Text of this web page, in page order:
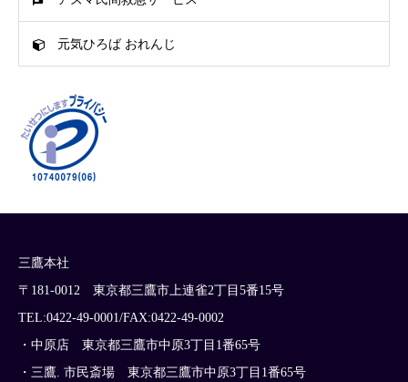
元気ひろば おれんじ
三鷹本社
〒181-0012 東京都三鷹市上連雀2丁目5番15号
TEL:0422-49-0001/FAX:0422-49-0002
・中原店 東京都三鷹市中原3丁目1番65号
・三鷹. 市民斎場 東京都三鷹市中原3丁目1番65号